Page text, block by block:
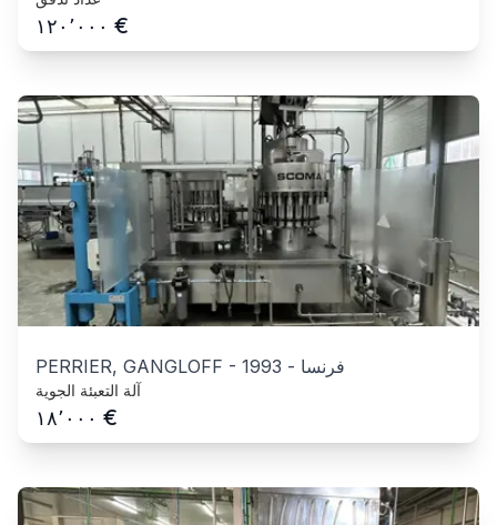
١٢٠٬٠٠٠ €
PERRIER, GANGLOFF - 1993 - فرنسا
آلة التعبئة الجوية
١٨٬٠٠٠ €